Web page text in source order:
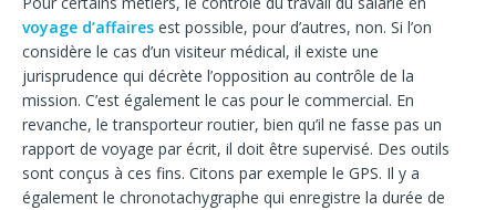
voyage d’affaires est possible, pour d’autres, non. Si l’on
considère le cas d’un visiteur médical, il existe une
jurisprudence qui décrète l’opposition au contrôle de la
mission. C’est également le cas pour le commercial. En
revanche, le transporteur routier, bien qu’il ne fasse pas un
rapport de voyage par écrit, il doit être supervisé. Des outils
sont conçus à ces fins. Citons par exemple le GPS. Il y a
également le chronotachygraphe qui enregistre la durée de